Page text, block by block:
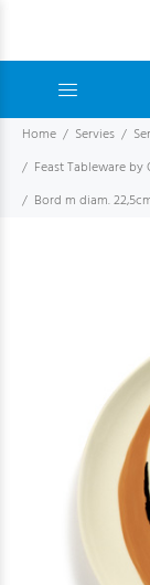
Home Servies
Feast Tableware by
Bord m diam.